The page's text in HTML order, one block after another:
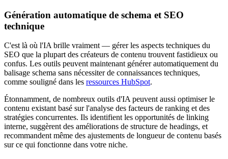
Génération automatique de schema et SEO
technique
C'est là où l'IA brille vraiment — gérer les aspects techniques du
SEO que la plupart des créateurs de contenu trouvent fastidieux ou
confus. Les outils peuvent maintenant générer automatiquement du
balisage schema sans nécessiter de connaissances techniques,
comme souligné dans les ressources HubSpot.
Étonnamment, de nombreux outils d'IA peuvent aussi optimiser le
contenu existant basé sur l'analyse des facteurs de ranking et des
stratégies concurrentes. Ils identifient les opportunités de linking
interne, suggèrent des améliorations de structure de headings, et
recommandent même des ajustements de longueur de contenu basés
sur ce qui fonctionne dans votre niche.